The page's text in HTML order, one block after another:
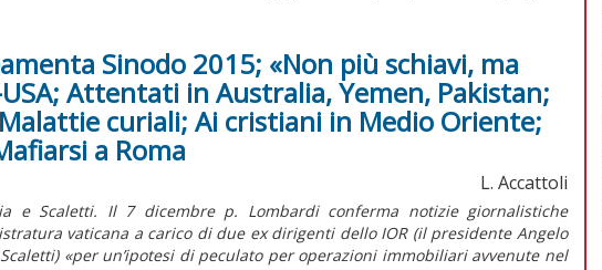
Sinodo 2015; «Non più schiavi, ma
Attentati in Australia, Yemen, Pakistan;
curiali; Ai cristiani in Medio Oriente;
a Roma
L. Accattoli
e Scaletti. Il 7 dicembre p. Lombardi conferma notizie giornalistiche
vaticana a carico di due ex dirigenti dello IOR (il presidente Angelo
«per un’ipotesi di peculato per operazioni immobiliari avvenute nel